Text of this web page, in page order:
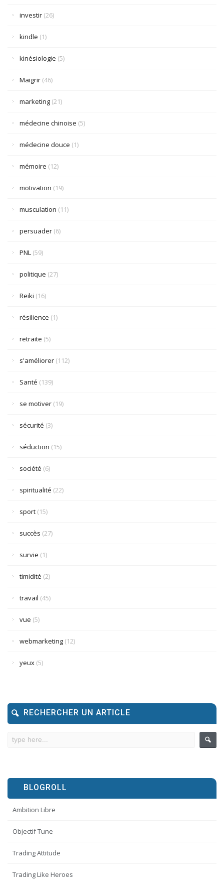
investir (26)
kindle (1)
kinésiologie (5)
Maigrir (46)
marketing (21)
médecine chinoise (5)
médecine douce (1)
mémoire (12)
motivation (19)
musculation (11)
persuader (6)
PNL (59)
politique (27)
Reiki (16)
résilience (1)
retraite (5)
s'améliorer (112)
Santé (139)
se motiver (19)
sécurité (3)
séduction (15)
société (6)
spiritualité (22)
sport (15)
succès (27)
survie (1)
timidité (2)
travail (45)
vue (5)
webmarketing (12)
yeux (5)
RECHERCHER UN ARTICLE
BLOGROLL
Ambition Libre
Objectif Tune
Trading Attitude
Trading Like Heroes